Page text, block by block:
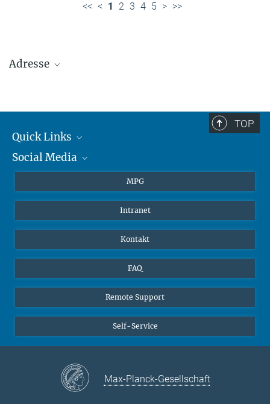
<< < 1 2 3 4 5 > >>
Adresse
+49 6131 305-1309
Hahn-Meitner-Weg 1, 55128 Mainz
TOP
Quick Links
Journalisten
Alumni
Social Media
Facebook
Instagram
YouTube
MPG
Intranet
Kontakt
FAQ
Remote Support
Self-Service
Max-Planck-Gesellschaft